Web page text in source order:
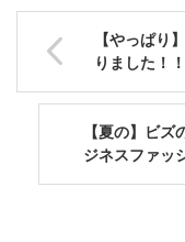
【やっぱり
りました！
【夏の】ビ
ジネスファッ